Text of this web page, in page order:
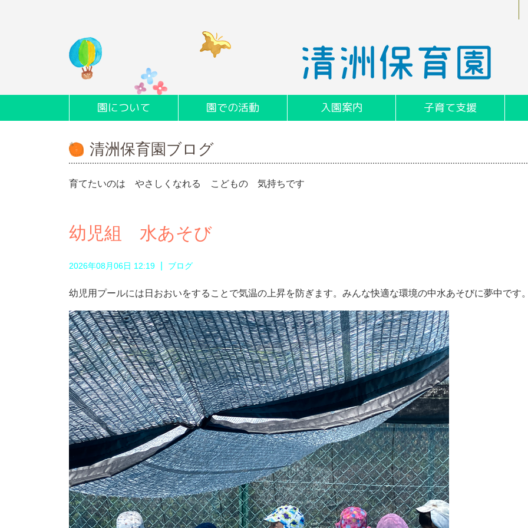
園について 園での活動 入園案内 子育て支援
清洲保育園ブログ
育てたいのは やさしくなれる こどもの 気持ちです
幼児組 水あそび
2026年08月06日 12:19 ブログ
幼児用プールには日おおいをすることで気温の上昇を防ぎます。みんな快適な環境の中水あそびに夢中です